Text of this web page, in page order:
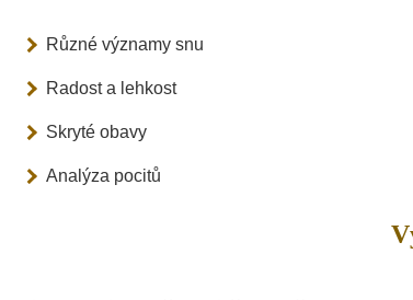
Různé významy snu
Radost a lehkost
Skryté obavy
Analýza pocitů